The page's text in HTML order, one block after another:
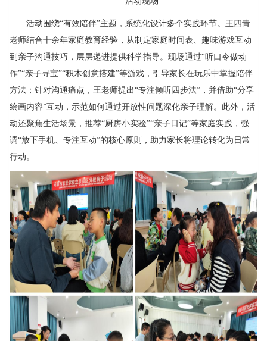
活动围绕“有效陪伴”主题，系统化设计多个实践环节。王四青
老师结合十余年家庭教育经验，从制定家庭时间表、趣味游戏互动
到亲子沟通技巧，层层递进提供科学指导。现场通过“听口令做动
作”“亲子寻宝”“积木创意搭建”等游戏，引导家长在玩乐中掌握陪伴
方法；针对沟通痛点，王老师提出“专注倾听四步法”，并借助“分享
绘画内容”互动，示范如何通过开放性问题深化亲子理解。此外，活
动还聚焦生活场景，推荐“厨房小实验”“亲子日记”等家庭实践，强
调“放下手机、专注互动”的核心原则，助力家长将理论转化为日常
行动。